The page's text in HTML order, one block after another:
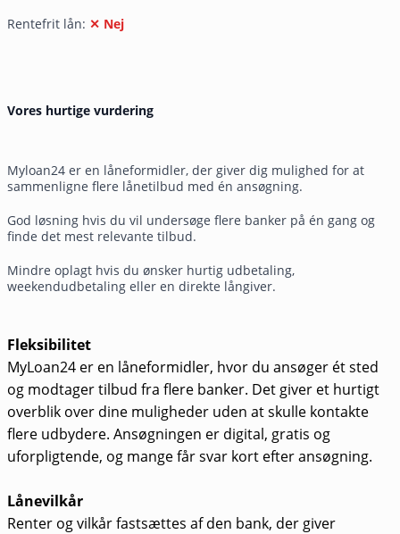
Rentefrit lån: ✕ Nej
Vores hurtige vurdering
Myloan24 er en låneformidler, der giver dig mulighed for at
sammenligne flere lånetilbud med én ansøgning.
God løsning hvis du vil undersøge flere banker på én gang og
finde det mest relevante tilbud.
Mindre oplagt hvis du ønsker hurtig udbetaling,
weekendudbetaling eller en direkte långiver.
Fleksibilitet
MyLoan24 er en låneformidler, hvor du ansøger ét sted
og modtager tilbud fra flere banker. Det giver et hurtigt
overblik over dine muligheder uden at skulle kontakte
flere udbydere. Ansøgningen er digital, gratis og
uforpligtende, og mange får svar kort efter ansøgning.
Lånevilkår
Renter og vilkår fastsættes af den bank, der giver